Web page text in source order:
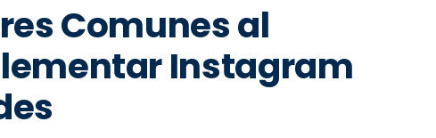
Comunes al
Instagram